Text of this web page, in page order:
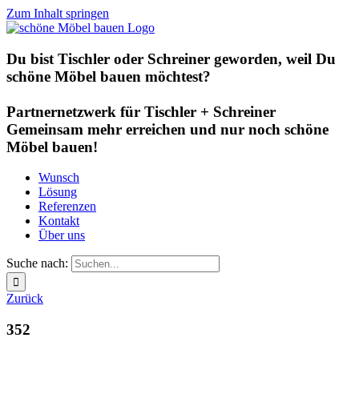
Zum Inhalt springen
Du bist Tischler oder Schreiner geworden, weil Du
schöne Möbel bauen möchtest?
Partnernetzwerk für Tischler + Schreiner
Gemeinsam mehr erreichen und nur noch schöne
Möbel bauen!
Wunsch
Lösung
Referenzen
Kontakt
Über uns
Suche nach:
Zurück
352